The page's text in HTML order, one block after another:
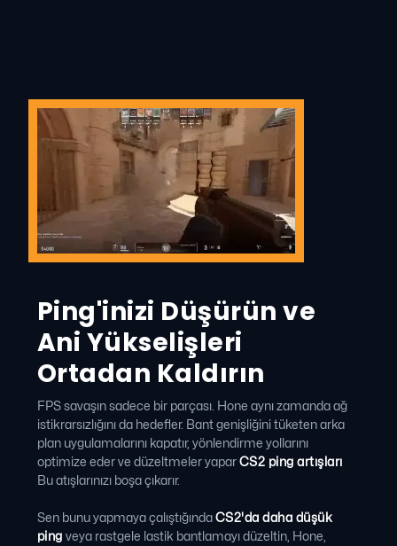
Ping'inizi Düşürün ve
Ani Yükselişleri
Ortadan Kaldırın
FPS savaşın sadece bir parçası. Hone aynı zamanda ağ
istikrarsızlığını da hedefler. Bant genişliğini tüketen arka
plan uygulamalarını kapatır, yönlendirme yollarını
optimize eder ve düzeltmeler yaparCS2 ping artışları
Bu atışlarınızı boşa çıkarır.
Sen bunu yapmaya çalıştığındaCS2'da daha düşük
ping veya rastgele lastik bantlamayı düzeltin, Hone,